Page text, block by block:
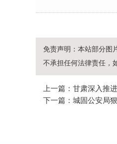
免责声明：本站部分图
不承担任何法律责任，
上一篇：甘肃深入推
下一篇：城固公安局